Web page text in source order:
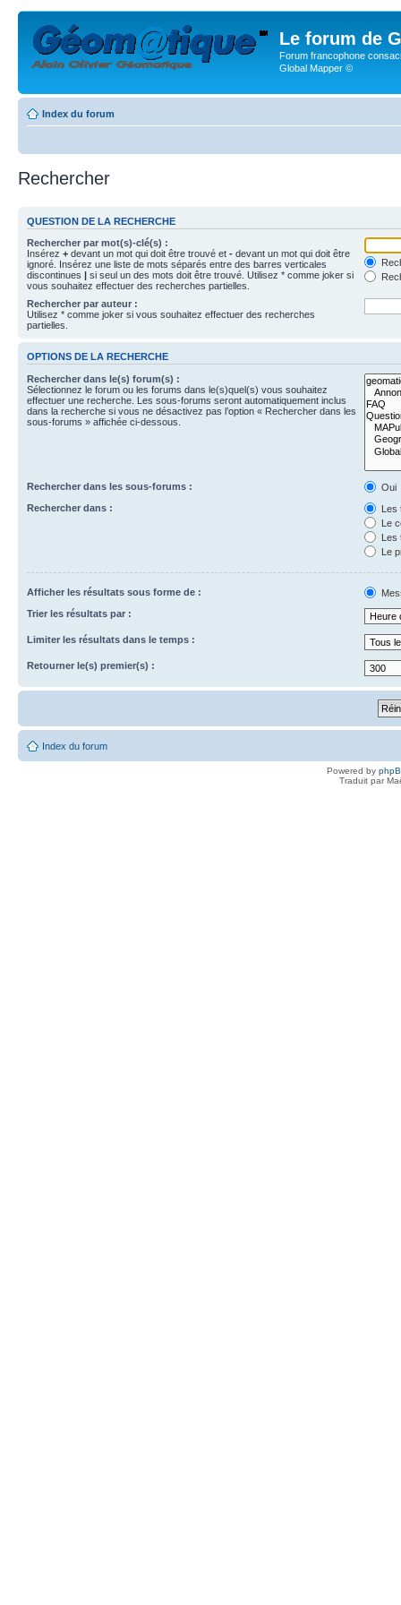
Le forum de
Forum francophone
Global Mapper ©
Index du forum
Rechercher
QUESTION DE LA RECHERCHE
Rechercher par mot(s)-clé(s) :
Insérez + devant un mot qui doit être trouvé et - devant un mot qui doit être
ignoré. Insérez une liste de mots séparés entre des barres verticales
discontinues | si seul un des mots doit être trouvé. Utilisez * comme joker si
vous souhaitez effectuer des recherches partielles.
Rechercher par auteur :
Utilisez * comme joker si vous souhaitez effectuer des recherches
partielles.
OPTIONS DE LA RECHERCHE
Rechercher dans le(s) forum(s) :
Sélectionnez le forum ou les forums dans le(s)quel(s) vous souhaitez
effectuer une recherche. Les sous-forums seront automatiquement inclus
dans la recherche si vous ne désactivez pas l’option « Rechercher dans les
sous-forums » affichée ci-dessous.
Rechercher dans les sous-forums :
Oui
Rechercher dans :
Les
Le
Les
Le
Afficher les résultats sous forme de :
Trier les résultats par :
Limiter les résultats dans le temps :
Retourner le(s) premier(s) :
Index du forum
Powered by
Traduit par